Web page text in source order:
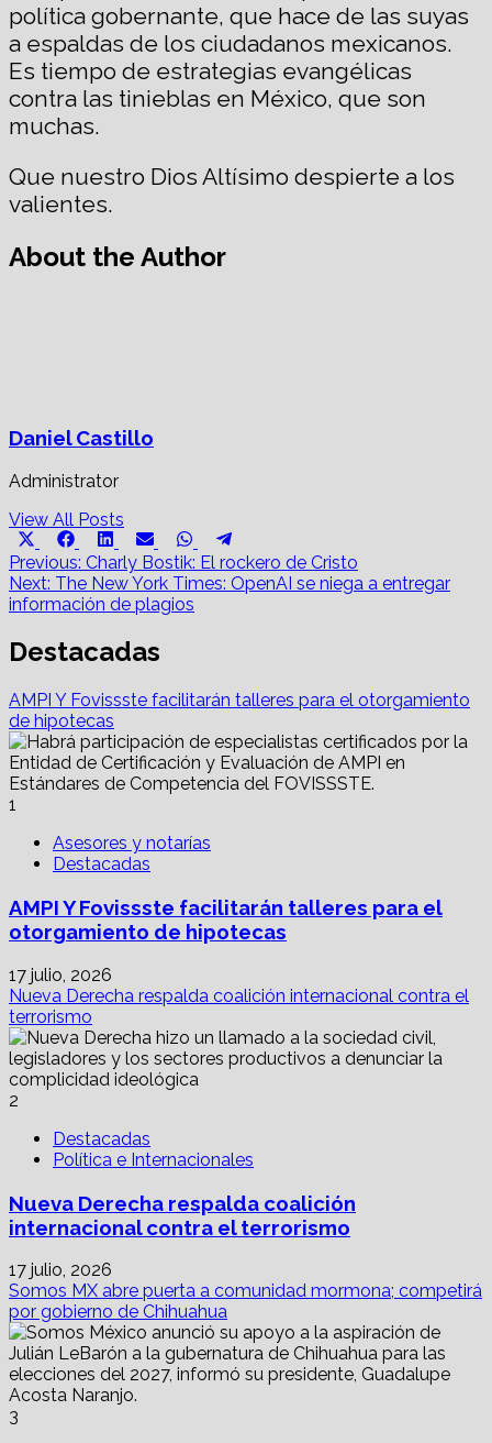
política gobernante, que hace de las suyas
a espaldas de los ciudadanos mexicanos.
Es tiempo de estrategias evangélicas
contra las tinieblas en México, que son
muchas.
Que nuestro Dios Altísimo despierte a los
valientes.
About the Author
Daniel Castillo
Administrator
View All Posts
Share
on
(Twitter)
Share
on
Facebook
Share
on
LinkedIn
Share
on
Email
Share
on
WhatsApp
on
Post
navigation
Previous: Charly Bostik: El rockero de Cristo
Next: The New York Times: OpenAI se niega a entregar
información de plagios
Destacadas
AMPI Y Fovissste facilitarán talleres para el otorgamiento
de hipotecas
1
Asesores y notarías
Destacadas
AMPI Y Fovissste facilitarán talleres para el
otorgamiento de hipotecas
17 julio, 2026
Nueva Derecha respalda coalición internacional contra el
terrorismo
2
Destacadas
Política e Internacionales
Nueva Derecha respalda coalición
internacional contra el terrorismo
17 julio, 2026
Somos MX abre puerta a comunidad mormona; competirá
por gobierno de Chihuahua
3